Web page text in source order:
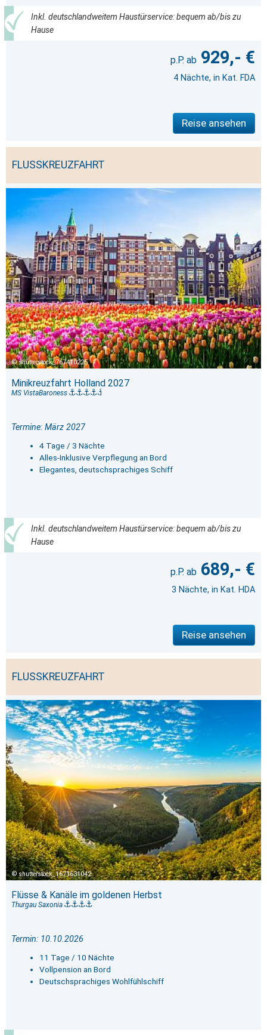
Inkl. deutschlandweitem Haustürservice: bequem ab/bis zu
Hause
929,- €
4 Nächte, in Kat. FDA
Reise ansehen
FLUSSKREUZFAHRT
shutterstock_767410225
Minikreuzfahrt Holland 2027
MS VistaBaroness
Termine: März 2027
4 Tage / 3 Nächte
Alles-Inklusive Verpflegung an Bord
Elegantes, deutschsprachiges Schiff
Inkl. deutschlandweitem Haustürservice: bequem ab/bis zu
Hause
689,- €
3 Nächte, in Kat. HDA
Reise ansehen
FLUSSKREUZFAHRT
shutterstock_1671631042
Flüsse & Kanäle im goldenen Herbst
Thurgau Saxonia
Termin: 10.10.2026
11 Tage / 10 Nächte
Vollpension an Bord
Deutschsprachiges Wohlfühlschiff